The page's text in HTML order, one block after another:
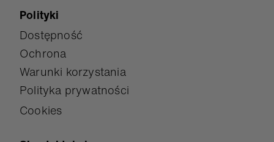
Polityki
Dostępność
Ochrona
Warunki korzystania
Polityka prywatności
Cookies